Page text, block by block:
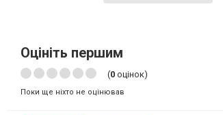
Оцініть першим
(0 оцінок)
Поки ще ніхто не оцінював